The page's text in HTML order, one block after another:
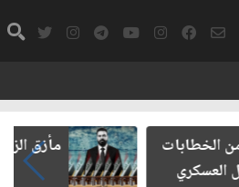
مأزق الزيدي مع الميليشيات